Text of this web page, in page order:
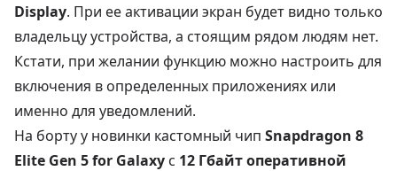
Display. При ее активации экран будет видно только
владельцу устройства, а стоящим рядом людям нет.
Кстати, при желании функцию можно настроить для
включения в определенных приложениях или
именно для уведомлений.
На борту у новинки кастомный чип Snapdragon 8
Elite Gen 5 for Galaxy с 12 Гбайт оперативной